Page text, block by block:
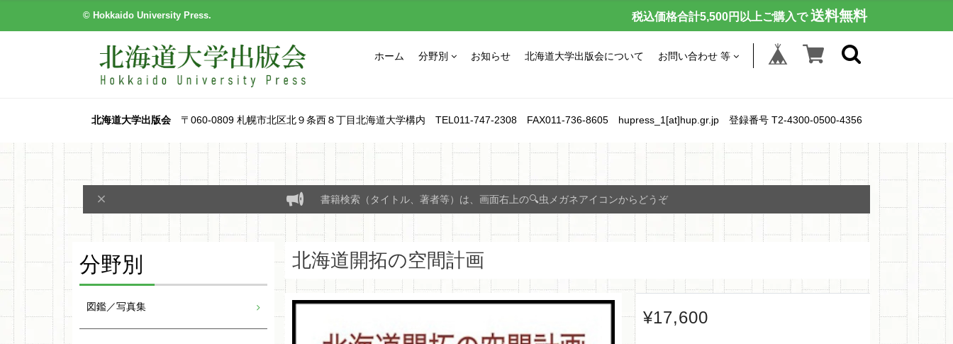
© Hokkaido University Press. 税込価格合計5,500円以上ご購入で 送料無料
ホーム 分野別 お知らせ 北海道大学出版会について お問い合わせ 等
北海道大学出版会〒060-0809 札幌市北区北９条西８丁目北海道大学構内 TEL011-747-2308 FAX011-736-8605 hupress_1[at]hup.gr.jp 登録番号 T2-4300-0500-4356
書籍検索（タイトル、著者等）は、画面右上の🔍虫メガネアイコンからどうぞ
北海道開拓の空間計画
¥17,600
分野別
図鑑／写真集